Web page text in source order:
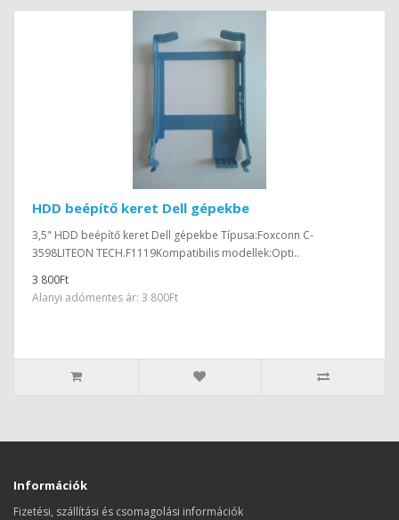
HDD beépítő keret Dell gépekbe
3,5" HDD beépítő keret Dell gépekbe Típusa:Foxconn C-
3598LITEON TECH.F1119Kompatibilis modellek:Opti..
3 800Ft
Alanyi adómentes ár: 3 800Ft
Információk
Fizetési, szállítási és csomagolási információk